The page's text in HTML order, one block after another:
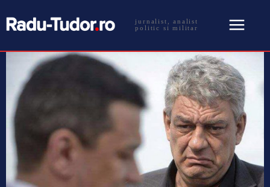
jurnalist, analist
politic si militar